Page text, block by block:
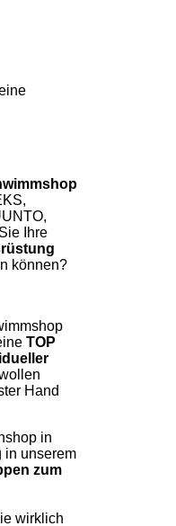
Ihre
können?
TOP
Hand
in
in unserem
zum
wirklich